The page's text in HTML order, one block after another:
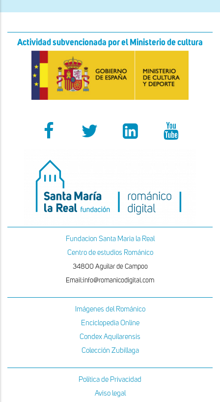
Actividad subvencionada por el Ministerio de cultura
Fundacion Santa Maria la Real
Centro de estudios Románico
34800 Aguilar de Campoo
Email:info@romanicodigital.com
Imágenes del Románico
Enciclopedia Online
Condex Aquilarensis
Colección Zubillaga
Política de Privacidad
Aviso legal